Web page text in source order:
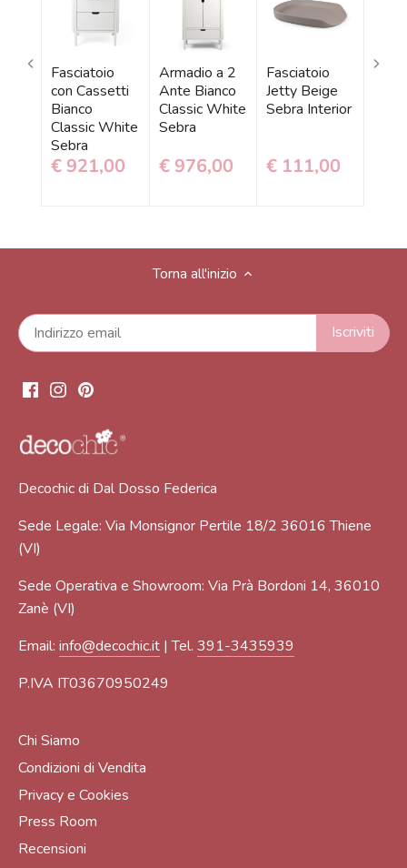
Fasciatoio
con Cassetti
Bianco
Classic White
Sebra
€ 921,00
Armadio a 2
Ante Bianco
Classic White
Sebra
€ 976,00
Fasciatoio
Jetty Beige
Sebra Interior
€ 111,00
Torna all'inizio
Decochic di Dal Dosso Federica
Sede Legale: Via Monsignor Pertile 18/2 36016 Thiene
(VI)
Sede Operativa e Showroom: Via Prà Bordoni 14, 36010
Zanè (VI)
Email: info@decochic.it | Tel. 391-3435939
P.IVA IT03670950249
Chi Siamo
Condizioni di Vendita
Privacy e Cookies
Press Room
Recensioni